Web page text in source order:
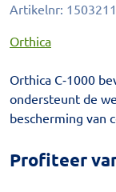
Artikelnr:
Orthica
Orthica C‑1000
ondersteunt de
bescherming van
Profiteer